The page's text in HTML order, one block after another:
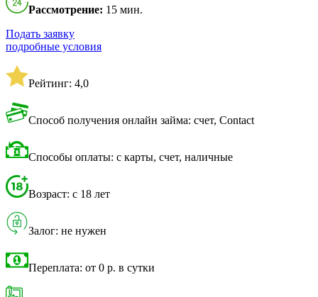
Рассмотрение: 15 мин.
Подать заявку
подробные условия
Рейтинг: 4,0
Способ получения онлайн займа: счет, Contact
Способы оплаты: с карты, счет, наличные
Возраст: с 18 лет
Залог: не нужен
Переплата: от 0 р. в сутки